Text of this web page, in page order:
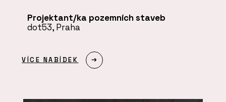
Projektant/ka pozemních staveb
dot53, Praha
VÍCE NABÍDEK